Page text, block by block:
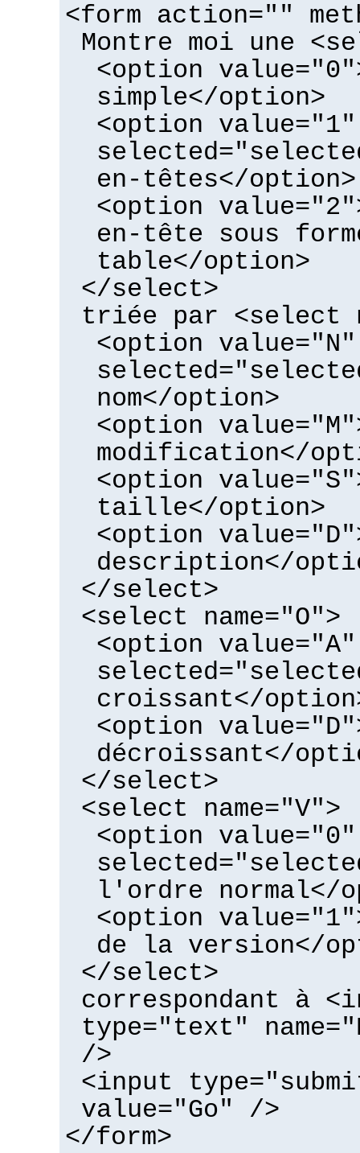
<form action=""
Montre moi une
<option
simple</option>
<option value="1"
en-têtes</option>
<option
en-tête sous
table</option>
</select>
triée par <select
<option value="N"
nom</option>
<option
modification</
<option
taille</option>
<option
description</
</select>
<select name="O">
<option value="A"
croissant</
<option
décroissant</
</select>
<select name="V">
<option value="0"
l'ordre normal</
<option
de la version</
</select>
correspondant à
type="text"
/>
<input
value="Go" />
</form>